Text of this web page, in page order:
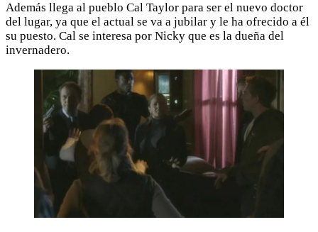
Además llega al pueblo Cal Taylor para ser el nuevo doctor
del lugar, ya que el actual se va a jubilar y le ha ofrecido a él
su puesto. Cal se interesa por Nicky que es la dueña del
invernadero.